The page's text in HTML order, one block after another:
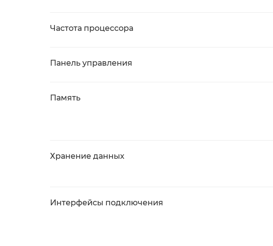
Частота процессора
Панель управления
Память
Хранение данных
Интерфейсы подключения